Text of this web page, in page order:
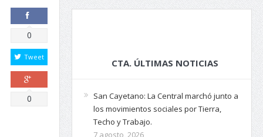
Comparte
0
Tweet
Comparte
0
los movimientos sociales por Tierra,
Techo y Trabajo.
7 agosto, 2026
Como ya es tradición, la movilización